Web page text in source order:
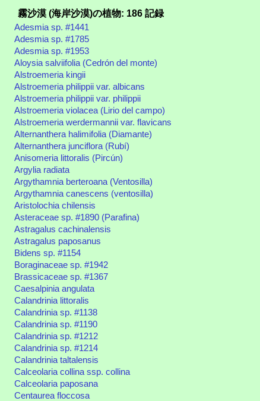
霧沙漠 (海岸沙漠)の植物: 186 記録
Adesmia sp. #1441
Adesmia sp. #1785
Adesmia sp. #1953
Aloysia salviifolia (Cedrón del monte)
Alstroemeria kingii
Alstroemeria philippii var. albicans
Alstroemeria philippii var. philippii
Alstroemeria violacea (Lirio del campo)
Alstroemeria werdermannii var. flavicans
Alternanthera halimifolia (Diamante)
Alternanthera junciflora (Rubí)
Anisomeria littoralis (Pircún)
Argylia radiata
Argythamnia berteroana (Ventosilla)
Argythamnia canescens (ventosilla)
Aristolochia chilensis
Asteraceae sp. #1890 (Parafina)
Astragalus cachinalensis
Astragalus paposanus
Bidens sp. #1154
Boraginaceae sp. #1942
Brassicaceae sp. #1367
Caesalpinia angulata
Calandrinia littoralis
Calandrinia sp. #1138
Calandrinia sp. #1190
Calandrinia sp. #1212
Calandrinia sp. #1214
Calandrinia taltalensis
Calceolaria collina ssp. collina
Calceolaria paposana
Centaurea floccosa